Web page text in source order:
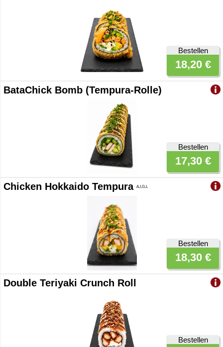
Bestellen
18,20 €
BataChick Bomb (Tempura-Rolle)
Bestellen
17,30 €
Chicken Hokkaido Tempura A,I,G,L
Bestellen
18,30 €
Double Teriyaki Crunch Roll
Bestellen